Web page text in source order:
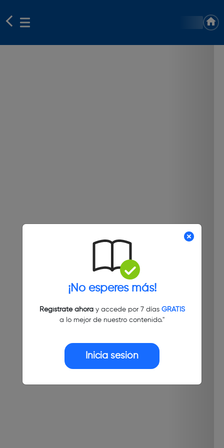
¡No esperes más!
Regístrate ahoray accede por 7 días GRATIS
a lo mejor de nuestro contenido."
Inicia sesión